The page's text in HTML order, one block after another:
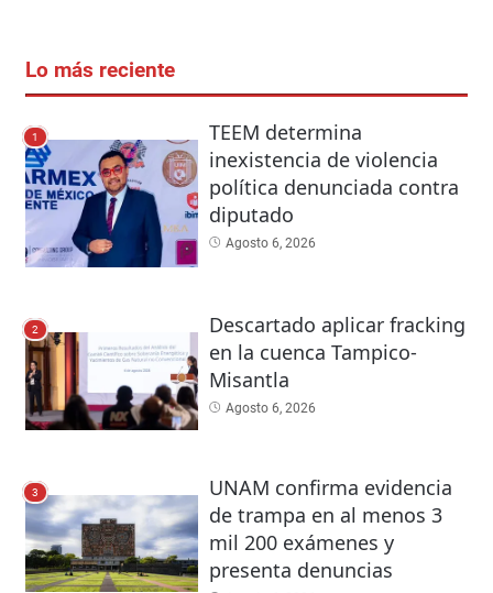
Lo más reciente
1
TEEM determina
inexistencia de violencia
política denunciada contra
diputado
Agosto 6, 2026
2
Descartado aplicar fracking
en la cuenca Tampico-
Misantla
Agosto 6, 2026
3
UNAM confirma evidencia
de trampa en al menos 3
mil 200 exámenes y
presenta denuncias